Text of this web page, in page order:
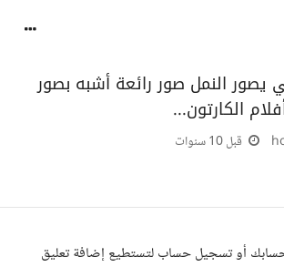
النمل صور رائعة أشبه بصور
الكارتون...
قبل 10 سنوات
أو تسجيل حساب لتستطيع إضافة تعليق